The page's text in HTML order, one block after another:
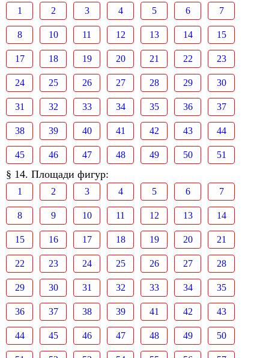
1 2 3 4 5 6 7
8 10 11 12 13 14 15
17 18 19 20 21 22 23
24 25 26 27 28 29 30
31 32 33 34 35 36 37
38 39 40 41 42 43 44
45 46 47 48 49 50 51
§ 14. Площади фигур:
1 2 3 4 5 6 7
8 9 10 11 12 13 14
15 16 17 18 19 20 21
22 23 24 25 26 27 28
29 30 31 32 33 34 35
36 37 38 39 41 42 43
44 45 46 47 48 49 50